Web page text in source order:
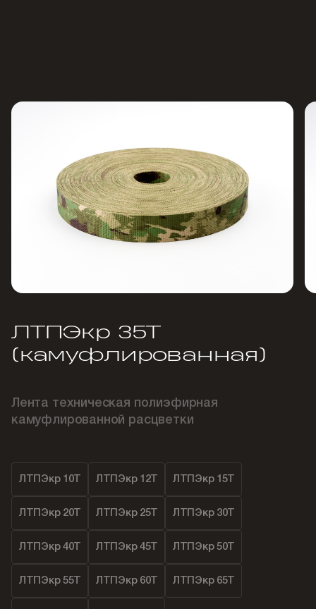
ЛТПЭкр 35Т
(камуфлированная)
Лента техническая полиэфирная
камуфлированной расцветки
ЛТПЭкр 10Т ЛТПЭкр 12Т ЛТПЭкр 15Т
ЛТПЭкр 20Т ЛТПЭкр 25Т ЛТПЭкр 30Т
ЛТПЭкр 40Т ЛТПЭкр 45Т ЛТПЭкр 50Т
ЛТПЭкр 55Т ЛТПЭкр 60Т ЛТПЭкр 65Т